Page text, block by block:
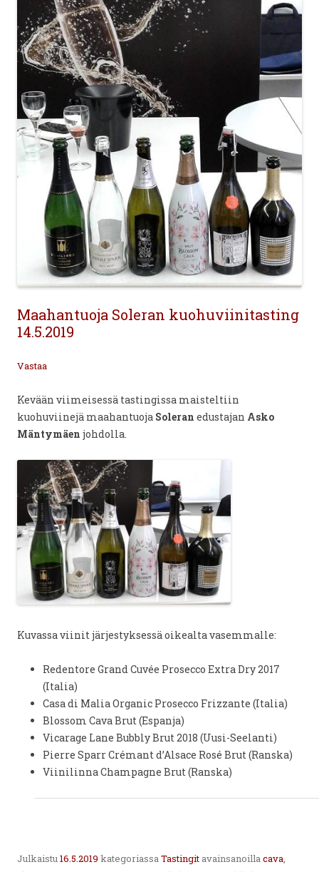
Maahantuoja Soleran kuohuviinitasting
14.5.2019
Vastaa
Kevään viimeisessä tastingissa maisteltiin
kuohuviinejä maahantuoja Soleran edustajan Asko
Mäntymäen johdolla.
Kuvassa viinit järjestyksessä oikealta vasemmalle:
Redentore Grand Cuvée Prosecco Extra Dry 2017
(Italia)
Casa di Malia Organic Prosecco Frizzante (Italia)
Blossom Cava Brut (Espanja)
Vicarage Lane Bubbly Brut 2018 (Uusi-Seelanti)
Pierre Sparr Crémant d’Alsace Rosé Brut (Ranska)
Viinilinna Champagne Brut (Ranska)
Julkaistu16.5.2019 kategoriassaTastingit avainsanoillacava,